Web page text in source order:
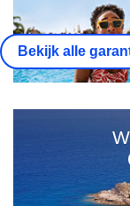
Bekijk alle